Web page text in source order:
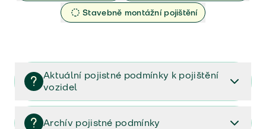
Stavebně montážní pojištění
Aktuální pojistné podmínky k pojištění
vozidel
Pojištění vozidel/Pojistné podmínky a vše důležité ke
smlouvě (PDF)
Archív pojistné podmínky